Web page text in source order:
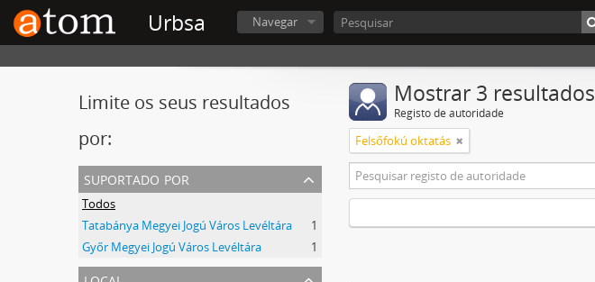
Urbsa Navegar
Limite os seus resultados
por:
suportado por
Todos
Tatabánya Megyei Jogú Város Levéltára
1
Győr Megyei Jogú Város Levéltára
1
Mostrar 3 resultados
Registo de autoridade
Felsőfokú oktatás